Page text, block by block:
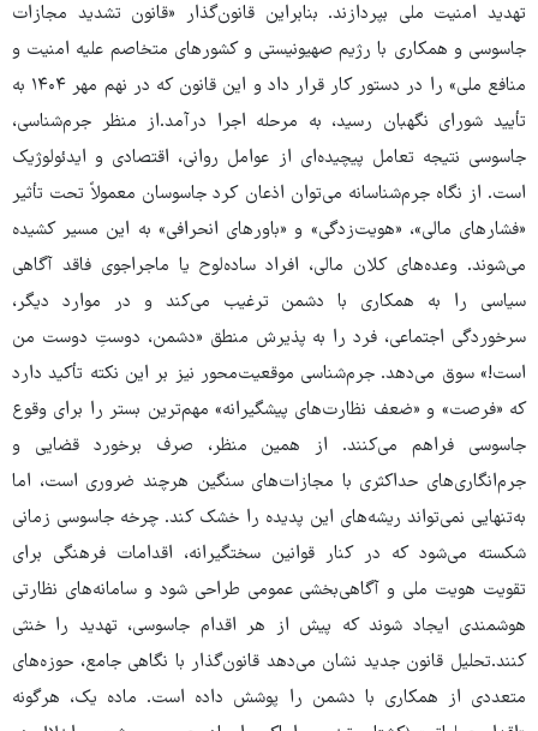
تهدید امنیت ملی بپردازند. بنابراین قانون‌گذار «قانون تشدید مجازات
جاسوسی و همکاری با رژیم صهیونیستی و کشورهای متخاصم علیه امنیت و
منافع ملی» را در دستور کار قرار داد و این قانون که در نهم مهر ۱۴۰۴ به
تأیید شورای نگهبان رسید، به مرحله اجرا درآمد.از منظر جرم‌شناسی،
جاسوسی نتیجه تعامل پیچیده‌ای از عوامل روانی، اقتصادی و ایدئولوژیک
است. از نگاه جرم‌شناسانه می‌توان اذعان کرد جاسوسان معمولاً تحت تأثیر
«فشارهای مالی»، «هویت‌زدگی» و «باورهای انحرافی» به این مسیر کشیده
می‌شوند. وعده‌های کلان مالی، افراد ساده‌لوح یا ماجراجوی فاقد آگاهی
سیاسی را به همکاری با دشمن ترغیب می‌کند و در موارد دیگر،
سرخوردگی اجتماعی، فرد را به پذیرش منطق «دشمن، دوستِ دوست من
است!» سوق می‌دهد. جرم‌شناسی موقعیت‌محور نیز بر این نکته تأکید دارد
که «فرصت» و «ضعف نظارت‌های پیشگیرانه» مهم‌ترین بستر را برای وقوع
جاسوسی فراهم می‌کنند. از همین منظر، صرف برخورد قضایی و
جرم‌انگاری‌های حداکثری با مجازات‌های سنگین هرچند ضروری است، اما
به‌تنهایی نمی‌تواند ریشه‌های این پدیده را خشک کند. چرخه جاسوسی زمانی
شکسته می‌شود که در کنار قوانین سختگیرانه، اقدامات فرهنگی برای
تقویت هویت ملی و آگاهی‌بخشی عمومی طراحی شود و سامانه‌های نظارتی
هوشمندی ایجاد شوند که پیش از هر اقدام جاسوسی، تهدید را خنثی
کنند.تحلیل قانون جدید نشان می‌دهد قانون‌گذار با نگاهی جامع، حوزه‌های
متعددی از همکاری با دشمن را پوشش داده است. ماده یک، هرگونه